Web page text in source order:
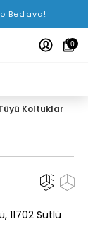
Bedava!
0
Koltuklar